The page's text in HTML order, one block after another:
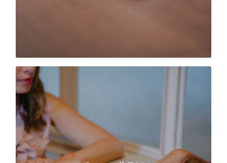
Conseil RH
System D RH vous accompagne dans toutes les